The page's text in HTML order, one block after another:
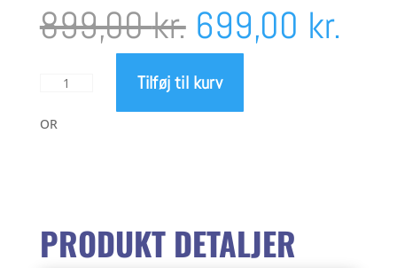
899,00kr. Den
oprindelige
pris
899,00 kr..
699,00 kr.
Shimano
M8100
Tilføj til kurv
OR
PRODUKT DETALJER